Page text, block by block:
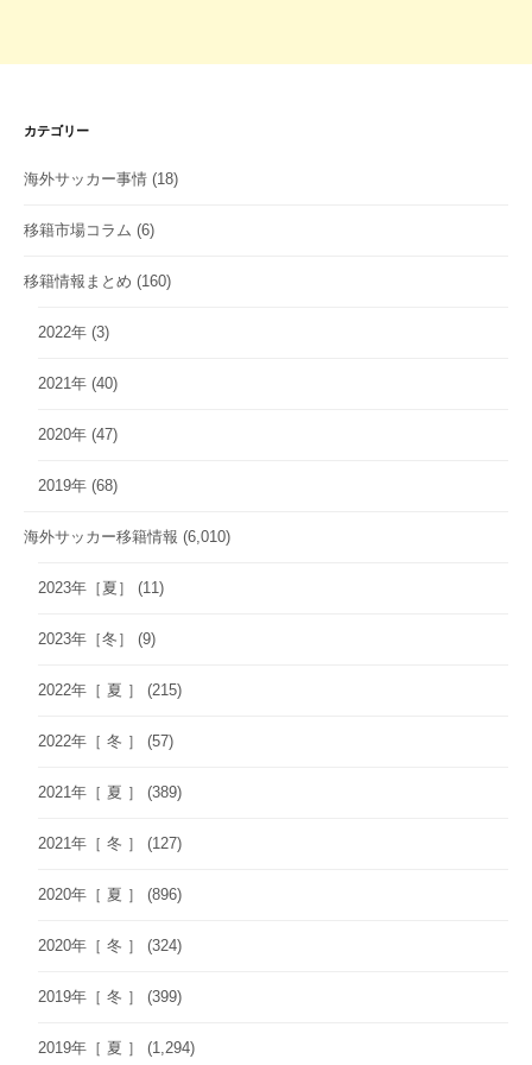
カテゴリー
海外サッカー事情 (18)
移籍市場コラム (6)
移籍情報まとめ (160)
2022年 (3)
2021年 (40)
2020年 (47)
2019年 (68)
海外サッカー移籍情報 (6,010)
2023年［夏］ (11)
2023年［冬］ (9)
2022年［ 夏 ］ (215)
2022年［ 冬 ］ (57)
2021年［ 夏 ］ (389)
2021年［ 冬 ］ (127)
2020年［ 夏 ］ (896)
2020年［ 冬 ］ (324)
2019年［ 冬 ］ (399)
2019年［ 夏 ］ (1,294)